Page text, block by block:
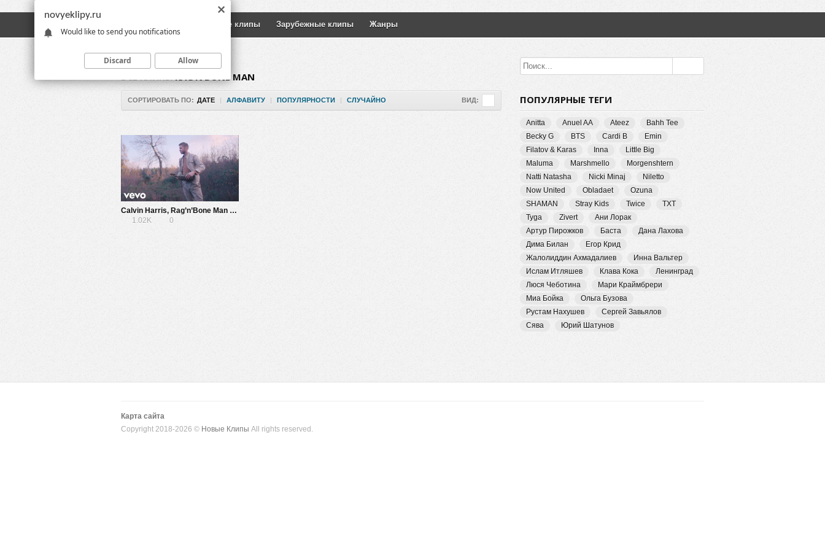
Русские клипы Зарубежные клипы Жанры
ВСЕ КЛИПЫ RAG’N’BONE MAN
СОРТИРОВАТЬ ПО: ДАТЕ | АЛФАВИТУ | ПОПУЛЯРНОСТИ | СЛУЧАЙНО ВИД:
Calvin Harris, Rag’n’Bone Man — Giant
1.02K
0
ПОПУЛЯРНЫЕ ТЕГИ
Anitta Anuel AA Ateez
Bahh Tee
Becky G
BTS Cardi B
Emin
Filatov & Karas
Inna
Little Big
Maluma
Marshmello
Morgenshtern
Natti Natasha
Nicki Minaj
Niletto
Now United
Obladaet
Ozuna
SHAMAN
Stray Kids Twice
TXT
Tyga
Zivert
Ани Лорак
Артур Пирожков
Баста
Дана Лахова
Дима Билан
Егор Крид
Жалолиддин Ахмадалиев
Инна Вальтер
Ислам Итляшев
Клава Кока
Ленинград
Люся Чеботина
Мари Краймбрери
Миа Бойка
Ольга Бузова
Рустам Нахушев
Сергей Завьялов
Сява
Юрий Шатунов
Карта сайта
Copyright 2018-2026 © Новые Клипы All rights reserved.
novyeklipy.ru
Would like to send you notifications
Discard Allow